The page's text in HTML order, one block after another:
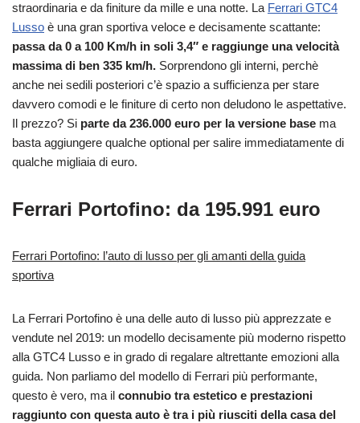
straordinaria e da finiture da mille e una notte. La Ferrari GTC4
Lusso è una gran sportiva veloce e decisamente scattante:
passa da 0 a 100 Km/h in soli 3,4″ e raggiunge una velocità
massima di ben 335 km/h. Sorprendono gli interni, perchè
anche nei sedili posteriori c’è spazio a sufficienza per stare
davvero comodi e le finiture di certo non deludono le aspettative.
Il prezzo? Si parte da 236.000 euro per la versione base ma
basta aggiungere qualche optional per salire immediatamente di
qualche migliaia di euro.
Ferrari Portofino: da 195.991 euro
Ferrari Portofino: l’auto di lusso per gli amanti della guida
sportiva
La Ferrari Portofino è una delle auto di lusso più apprezzate e
vendute nel 2019: un modello decisamente più moderno rispetto
alla GTC4 Lusso e in grado di regalare altrettante emozioni alla
guida. Non parliamo del modello di Ferrari più performante,
questo è vero, ma il connubio tra estetico e prestazioni
raggiunto con questa auto è tra i più riusciti della casa del